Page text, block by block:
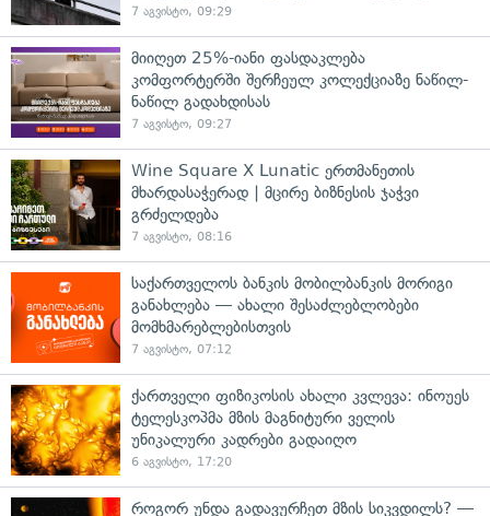
7 აგვისტო, 09:29
მიიღეთ 25%-იანი ფასდაკლება
კომფორტერში შერჩეულ კოლექციაზე ნაწილ-
ნაწილ გადახდისას
7 აგვისტო, 09:27
Wine Square X Lunatic ერთმანეთის
მხარდასაჭერად | მცირე ბიზნესის ჯაჭვი
გრძელდება
7 აგვისტო, 08:16
საქართველოს ბანკის მობილბანკის მორიგი
განახლება — ახალი შესაძლებლობები
მომხმარებლებისთვის
7 აგვისტო, 07:12
ქართველი ფიზიკოსის ახალი კვლევა: ინოუეს
ტელესკოპმა მზის მაგნიტური ველის
უნიკალური კადრები გადაიღო
6 აგვისტო, 17:20
როგორ უნდა გადავურჩეთ მზის სიკვდილს? —